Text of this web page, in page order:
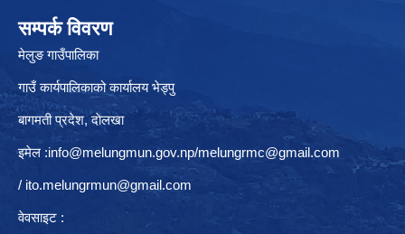
सम्पर्क विवरण
मेलुङ गाउँपालिका
गाउँ कार्यपालिकाको कार्यालय भेड्पु
बागमती प्रदेश, दाेलखा
इमेल :info@melungmun.gov.np/melungrmc@gmail.com
/ ito.melungrmun@gmail.com
वेवसाइट :